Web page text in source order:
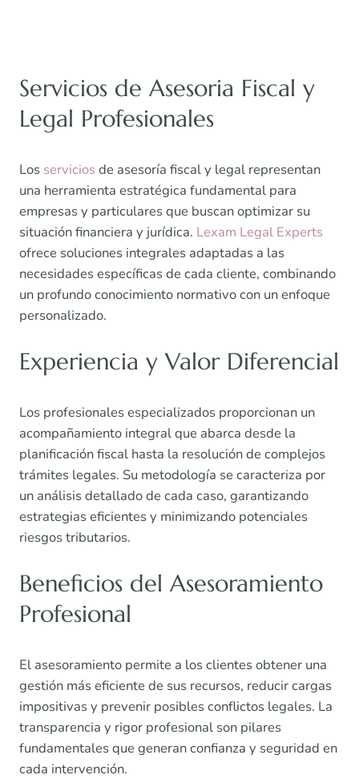
Servicios de Asesoria Fiscal y
Legal Profesionales
Los servicios de asesoría fiscal y legal representan
una herramienta estratégica fundamental para
empresas y particulares que buscan optimizar su
situación financiera y jurídica. Lexam Legal Experts
ofrece soluciones integrales adaptadas a las
necesidades específicas de cada cliente, combinando
un profundo conocimiento normativo con un enfoque
personalizado.
Experiencia y Valor Diferencial
Los profesionales especializados proporcionan un
acompañamiento integral que abarca desde la
planificación fiscal hasta la resolución de complejos
trámites legales. Su metodología se caracteriza por
un análisis detallado de cada caso, garantizando
estrategias eficientes y minimizando potenciales
riesgos tributarios.
Beneficios del Asesoramiento
Profesional
El asesoramiento permite a los clientes obtener una
gestión más eficiente de sus recursos, reducir cargas
impositivas y prevenir posibles conflictos legales. La
transparencia y rigor profesional son pilares
fundamentales que generan confianza y seguridad en
cada intervención.